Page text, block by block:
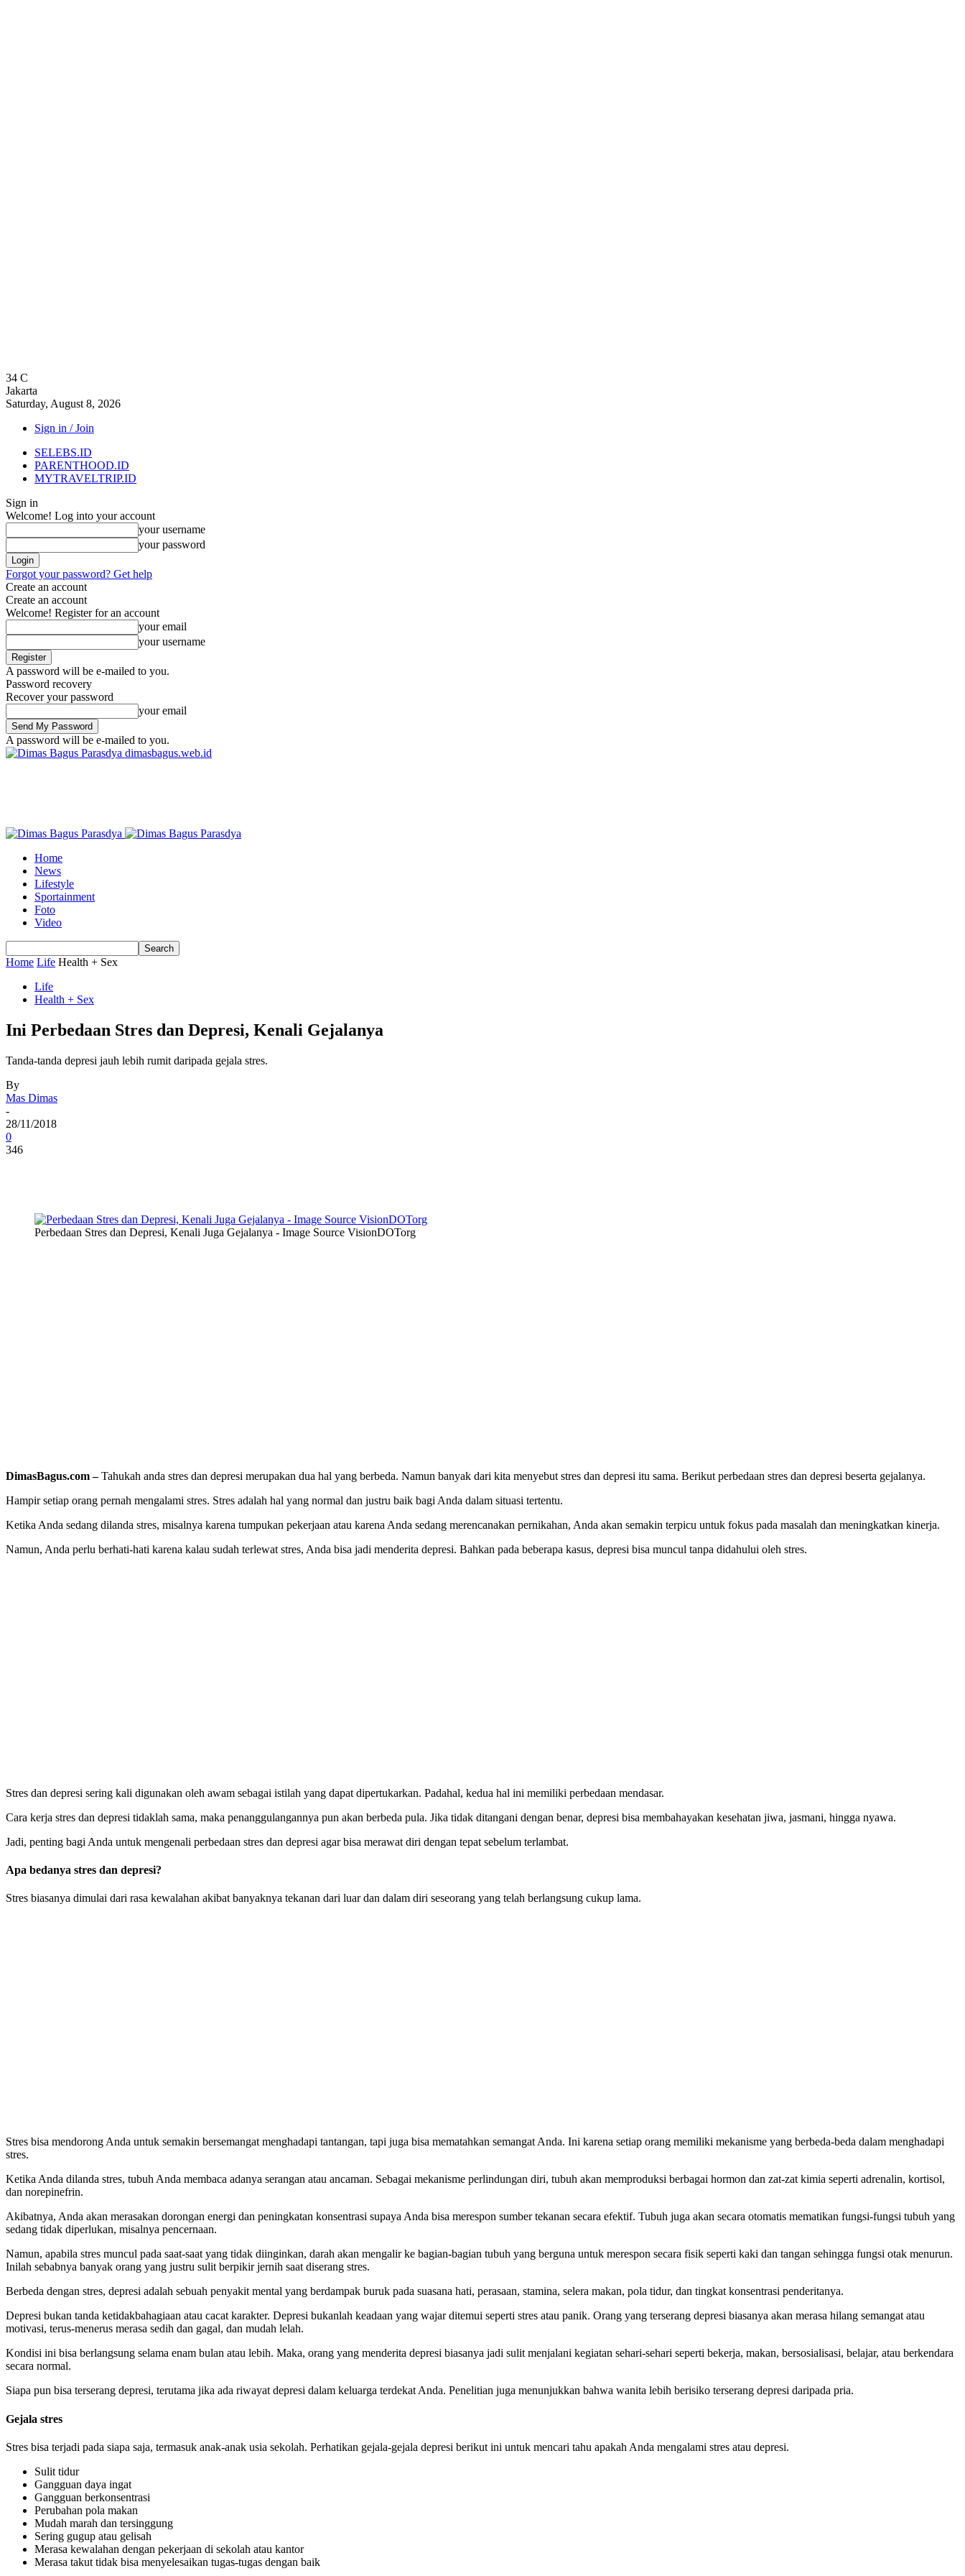
34 C
Jakarta
Saturday, August 8, 2026
Sign in / Join
SELEBS.ID
PARENTHOOD.ID
MYTRAVELTRIP.ID
Sign in
Welcome! Log into your account
your username
your password
Forgot your password? Get help
Create an account
Create an account
Welcome! Register for an account
your email
your username
A password will be e-mailed to you.
Password recovery
Recover your password
your email
A password will be e-mailed to you.
dimasbagus.web.id
Home
News
Lifestyle
Sportainment
Foto
Video
Home Life Health + Sex
Life
Health + Sex
Ini Perbedaan Stres dan Depresi, Kenali Gejalanya
Tanda-tanda depresi jauh lebih rumit daripada gejala stres.
By
Mas Dimas
-
28/11/2018
0
346
Perbedaan Stres dan Depresi, Kenali Juga Gejalanya - Image Source VisionDOTorg
DimasBagus.com –Tahukah anda stres dan depresi merupakan dua hal yang berbeda. Namun banyak dari kita menyebut stres dan depresi itu sama. Berikut perbedaan stres dan depresi beserta gejalanya.
Hampir setiap orang pernah mengalami stres. Stres adalah hal yang normal dan justru baik bagi Anda dalam situasi tertentu.
Ketika Anda sedang dilanda stres, misalnya karena tumpukan pekerjaan atau karena Anda sedang merencanakan pernikahan, Anda akan semakin terpicu untuk fokus pada masalah dan meningkatkan kinerja.
Namun, Anda perlu berhati-hati karena kalau sudah terlewat stres, Anda bisa jadi menderita depresi. Bahkan pada beberapa kasus, depresi bisa muncul tanpa didahului oleh stres.
Stres dan depresi sering kali digunakan oleh awam sebagai istilah yang dapat dipertukarkan. Padahal, kedua hal ini memiliki perbedaan mendasar.
Cara kerja stres dan depresi tidaklah sama, maka penanggulangannya pun akan berbeda pula. Jika tidak ditangani dengan benar, depresi bisa membahayakan kesehatan jiwa, jasmani, hingga nyawa.
Jadi, penting bagi Anda untuk mengenali perbedaan stres dan depresi agar bisa merawat diri dengan tepat sebelum terlambat.
Apa bedanya stres dan depresi?
Stres biasanya dimulai dari rasa kewalahan akibat banyaknya tekanan dari luar dan dalam diri seseorang yang telah berlangsung cukup lama.
Stres bisa mendorong Anda untuk semakin bersemangat menghadapi tantangan, tapi juga bisa mematahkan semangat Anda. Ini karena setiap orang memiliki mekanisme yang berbeda-beda dalam menghadapi
stres.
Ketika Anda dilanda stres, tubuh Anda membaca adanya serangan atau ancaman. Sebagai mekanisme perlindungan diri, tubuh akan memproduksi berbagai hormon dan zat-zat kimia seperti adrenalin, kortisol,
dan norepinefrin.
Akibatnya, Anda akan merasakan dorongan energi dan peningkatan konsentrasi supaya Anda bisa merespon sumber tekanan secara efektif. Tubuh juga akan secara otomatis mematikan fungsi-fungsi tubuh yang
sedang tidak diperlukan, misalnya pencernaan.
Namun, apabila stres muncul pada saat-saat yang tidak diinginkan, darah akan mengalir ke bagian-bagian tubuh yang berguna untuk merespon secara fisik seperti kaki dan tangan sehingga fungsi otak menurun.
Inilah sebabnya banyak orang yang justru sulit berpikir jernih saat diserang stres.
Berbeda dengan stres, depresi adalah sebuah penyakit mental yang berdampak buruk pada suasana hati, perasaan, stamina, selera makan, pola tidur, dan tingkat konsentrasi penderitanya.
Depresi bukan tanda ketidakbahagiaan atau cacat karakter. Depresi bukanlah keadaan yang wajar ditemui seperti stres atau panik. Orang yang terserang depresi biasanya akan merasa hilang semangat atau
motivasi, terus-menerus merasa sedih dan gagal, dan mudah lelah.
Kondisi ini bisa berlangsung selama enam bulan atau lebih. Maka, orang yang menderita depresi biasanya jadi sulit menjalani kegiatan sehari-sehari seperti bekerja, makan, bersosialisasi, belajar, atau berkendara
secara normal.
Siapa pun bisa terserang depresi, terutama jika ada riwayat depresi dalam keluarga terdekat Anda. Penelitian juga menunjukkan bahwa wanita lebih berisiko terserang depresi daripada pria.
Gejala stres
Stres bisa terjadi pada siapa saja, termasuk anak-anak usia sekolah. Perhatikan gejala-gejala depresi berikut ini untuk mencari tahu apakah Anda mengalami stres atau depresi.
Sulit tidur
Gangguan daya ingat
Gangguan berkonsentrasi
Perubahan pola makan
Mudah marah dan tersinggung
Sering gugup atau gelisah
Merasa kewalahan dengan pekerjaan di sekolah atau kantor
Merasa takut tidak bisa menyelesaikan tugas-tugas dengan baik